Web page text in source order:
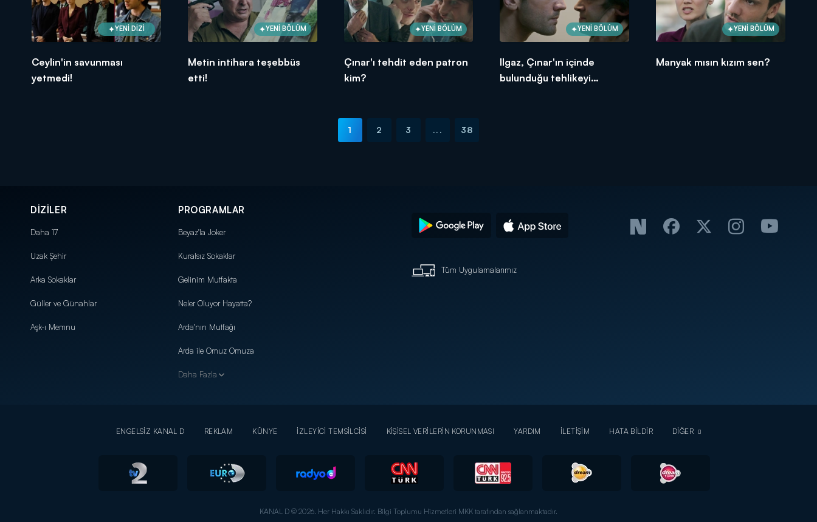
YENİ DİZİ
Ceylin'in savunması
yetmedi!
YENİ BÖLÜM
Metin intihara teşebbüs
etti!
YENİ BÖLÜM
Çınar'ı tehdit eden patron
kim?
YENİ BÖLÜM
Ilgaz, Çınar'ın içinde
bulunduğu tehlikeyi
YENİ BÖLÜM
Manyak mısın kızım sen?
1 2 3 ... 38
DİZİLER
Daha 17
Uzak Şehir
Arka Sokaklar
Güller ve Günahlar
Aşk-ı Memnu
PROGRAMLAR
Beyaz'la Joker
Kuralsız Sokaklar
Gelinim Mutfakta
Neler Oluyor Hayatta?
Arda'nın Mutfağı
Arda ile Omuz Omuza
Daha Fazla
Tüm Uygulamalarımız
ENGELSİZ KANAL D REKLAM KÜNYE İZLEYİCİ TEMSİLCİSİ KİŞİSEL VERİLERİN KORUNMASI YARDIM İLETİŞİM HATA BİLDİR DİĞER
KANAL D © 2026. Her Hakkı Saklıdır. Bilgi Toplumu Hizmetleri MKK tarafından sağlanmaktadır.